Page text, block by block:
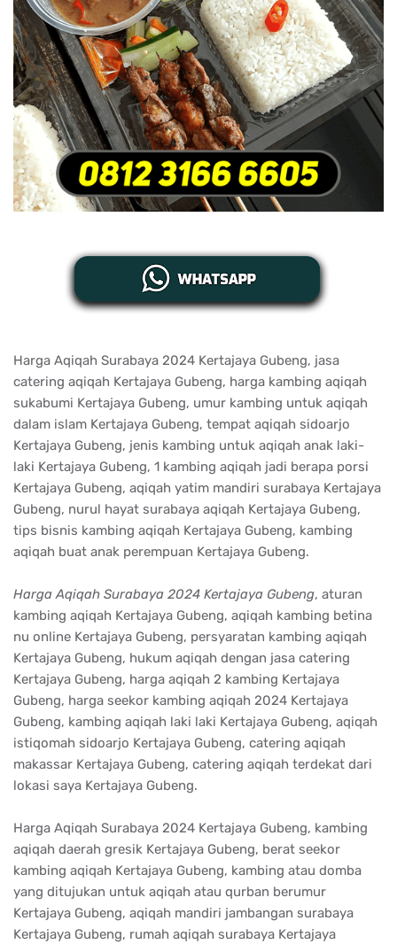
Harga Aqiqah Surabaya 2024 Kertajaya Gubeng, jasa
catering aqiqah Kertajaya Gubeng, harga kambing aqiqah
sukabumi Kertajaya Gubeng, umur kambing untuk aqiqah
dalam islam Kertajaya Gubeng, tempat aqiqah sidoarjo
Kertajaya Gubeng, jenis kambing untuk aqiqah anak laki-
laki Kertajaya Gubeng, 1 kambing aqiqah jadi berapa porsi
Kertajaya Gubeng, aqiqah yatim mandiri surabaya Kertajaya
Gubeng, nurul hayat surabaya aqiqah Kertajaya Gubeng,
tips bisnis kambing aqiqah Kertajaya Gubeng, kambing
aqiqah buat anak perempuan Kertajaya Gubeng.
Harga Aqiqah Surabaya 2024 Kertajaya Gubeng, aturan
kambing aqiqah Kertajaya Gubeng, aqiqah kambing betina
nu online Kertajaya Gubeng, persyaratan kambing aqiqah
Kertajaya Gubeng, hukum aqiqah dengan jasa catering
Kertajaya Gubeng, harga aqiqah 2 kambing Kertajaya
Gubeng, harga seekor kambing aqiqah 2024 Kertajaya
Gubeng, kambing aqiqah laki laki Kertajaya Gubeng, aqiqah
istiqomah sidoarjo Kertajaya Gubeng, catering aqiqah
makassar Kertajaya Gubeng, catering aqiqah terdekat dari
lokasi saya Kertajaya Gubeng.
Harga Aqiqah Surabaya 2024 Kertajaya Gubeng, kambing
aqiqah daerah gresik Kertajaya Gubeng, berat seekor
kambing aqiqah Kertajaya Gubeng, kambing atau domba
yang ditujukan untuk aqiqah atau qurban berumur
Kertajaya Gubeng, aqiqah mandiri jambangan surabaya
Kertajaya Gubeng, rumah aqiqah surabaya Kertajaya